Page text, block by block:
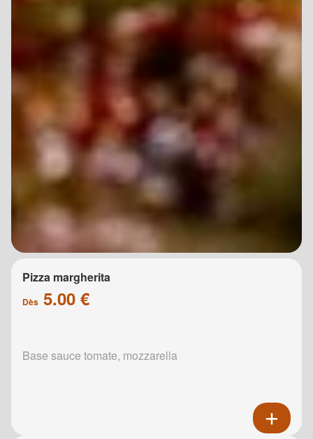
Pizza margherita
Dès 5.00 €
Base sauce tomate, mozzarella